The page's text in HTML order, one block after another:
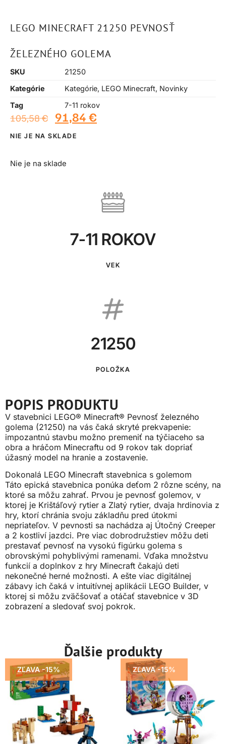
LEGO MINECRAFT 21250 PEVNOSŤ
ŽELEZNÉHO GOLEMA
SKU
21250
Kategórie
Kategórie, LEGO Minecraft, Novinky
Tag
7-11 rokov
105,58€ 91,84 €
NIE JE NA SKLADE
Nie je na sklade
7-11 ROKOV
VEK
21250
POLOŽKA
POPIS PRODUKTU
V stavebnici LEGO® Minecraft® Pevnosť železného
golema (21250) na vás čaká skryté prekvapenie:
impozantnú stavbu možno premeniť na týčiaceho sa
obra a hráčom Minecraftu od 9 rokov tak dopriať
úžasný model na hranie a zostavenie.
Dokonalá LEGO Minecraft stavebnica s golemom
Táto epická stavebnica ponúka deťom 2 rôzne scény, na
ktoré sa môžu zahrať. Prvou je pevnosť golemov, v
ktorej je Krištáľový rytier a Zlatý rytier, dvaja hrdinovia z
hry, ktorí chránia svoju základňu pred útokmi
nepriateľov. V pevnosti sa nachádza aj Útočný Creeper
a 2 kostliví jazdci. Pre viac dobrodružstiev môžu deti
prestavať pevnosť na vysokú figúrku golema s
obrovskými pohyblivými ramenami. Vďaka množstvu
funkcií a doplnkov z hry Minecraft čakajú deti
nekonečné herné možnosti. A ešte viac digitálnej
zábavy ich čaká v intuitívnej aplikácii LEGO Builder, v
ktorej si môžu zväčšovať a otáčať stavebnice v 3D
zobrazení a sledovať svoj pokrok.
Ďalšie produkty
ZĽAVA -15% ZĽAVA -15%